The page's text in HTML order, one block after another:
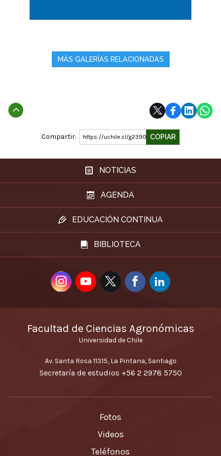
MÁS GALERÍAS RELACIONADAS
Subir
Compartir: https://uchile.cl/g239015COPIAR
NOTICIAS
AGENDA
EDUCACIÓN CONTINUA
BIBLIOTECA
Facultad de Ciencias Agronómicas
Universidad de Chile
Av. Santa Rosa 11315, La Pintana, Santiago
Secretaría de estudios +56 2 2978 5750
Fotos
Videos
Teléfonos